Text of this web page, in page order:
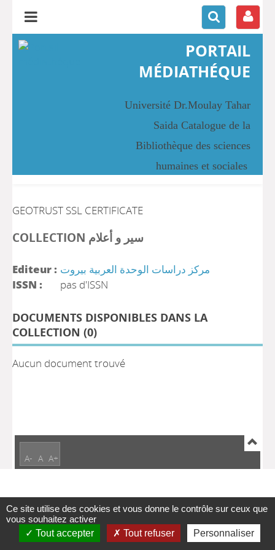
PORTAIL
MÉDIATHÉQUE
Université Dr.Moulay Tahar
Saida Catalogue de la
Bibliothèque des sciences
humaines et sociales
GEOTRUST SSL CERTIFICATE
COLLECTION سير و أعلام
Editeur : مركز دراسات الوحدة العربية بيروت
ISSN :
pas d'ISSN
DOCUMENTS DISPONIBLES DANS LA
COLLECTION (0)
Aucun document trouvé
A- A A+
Ce site utilise des cookies et vous donne le contrôle sur ceux que
vous souhaitez activer
Tout accepter
Tout refuser Personnaliser